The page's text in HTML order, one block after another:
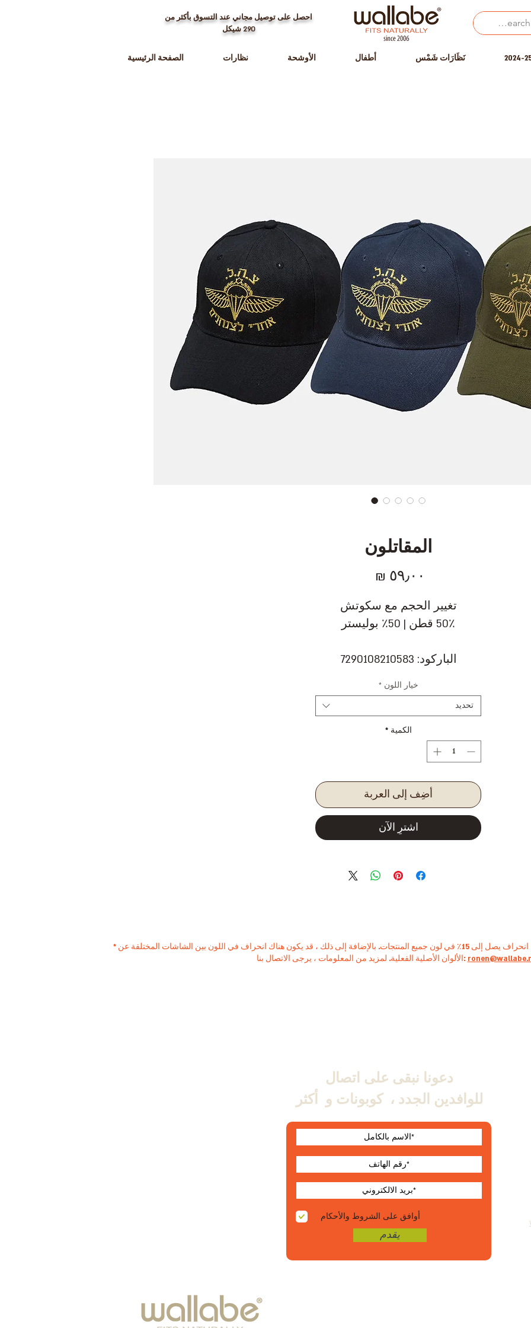
احصل على توصيل مجاني عند التسوق بأكثر من
290 شيكل
الصفحة الرئيسية نظارات الأوشحة أطفال نَظَارَات شَمْس
المقاتلون
تغيير الحجم مع سكوتش
50٪ قطن | 50٪ بوليستر
الباركود: 7290108210583
خيار اللون *
تحديد
الكمية *
أضِف إلى العربة
اشترِ الآن
* عزيزي العميل ، يرجى ملاحظة - قد يكون هناك انحراف يصل إلى 15٪ في لون جميع المنتجات. بالإضافة إلى ذلك ، قد يكون هناك انحراف في اللون بين الشاشات المختلفة عن
الألوان الأصلية الفعلية. لمزيد من المعلومات ، يرجى الاتصال بنا:
دعونا نبقى على اتصال
للوافدين الجدد ، كوبونات و أكثر
أوافق على الشروط والأحكام
يقدم